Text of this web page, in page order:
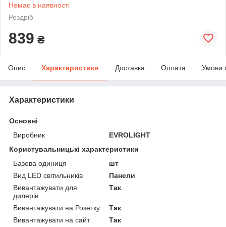
Немає в наявності
Роздріб
839 ₴
Опис Характеристики Доставка Оплата Умови
Характеристики
Основні
Виробник
EVROLIGHT
Користувальницькі характеристики
Базова одиниця
шт
Вид LED світильників
Панели
Вивантажувати для
дилерів
Так
Вивантажувати на Розетку
Так
Вивантажувати на сайт
Так